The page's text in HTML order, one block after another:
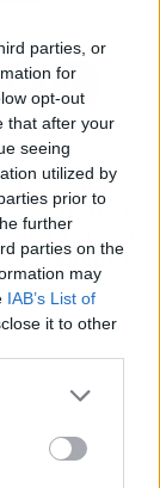
parties, or
for
opt-out
that after your
seeing
utilized by
prior to
further
parties on the
may
IAB’s List of
it to other
SIGUIENTE
LA BODA
QUE SIEMPRE
DE LA MANO
URRECHU